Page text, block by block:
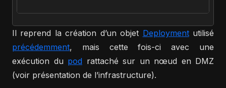
Il reprend la création d’un objet Deploymentutilisé
précédemment, mais cette fois-ci avec une
exécution du pod rattaché sur un nœud en DMZ
(voir présentation de l’infrastructure).